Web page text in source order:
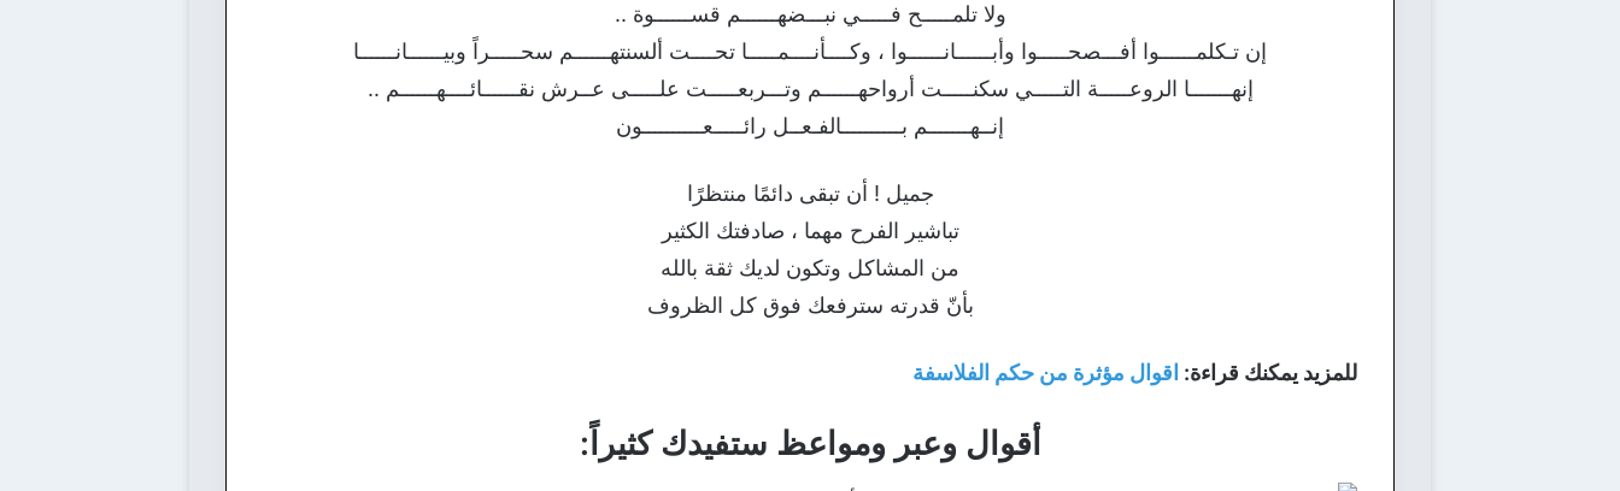
ولا تلمـــــح فـــــي نبـــضهــــــم قســــــوة ..
إن تـكلمــــــوا أفـــصحـــــوا وأبــــــانــــــوا ، وكــــأنــــمـــــا تحــــت ألسنتهــــــم سحـــــراً وبيــــــانــــــا
إنهـــــــا الروعـــــة التـــــي سكنـــــت أرواحهــــــم وتـــربعـــــت علـــــى عــرش نقــــــائــــهــــــم ..
إنــهـــــــم بــــــــــالفـعــل رائـــــعــــــــــون
ﺟﻤﻴﻞ ! ﺃﻥ ﺗﺒﻘﻰ ﺩﺍﺋﻤًﺎ ﻣﻨﺘﻈﺮًﺍ
ﺗﺒﺎﺷﻴﺮ ﺍﻟﻔﺮﺡ ﻣﻬﻤﺎ ، ﺻﺎﺩﻓﺘﻚ ﺍﻟﻜﺜﻴﺮ
ﻣﻦ ﺍﻟﻤﺸﺎﻛﻞ ﻭﺗﻜﻮﻥ ﻟﺪﻳﻚ ﺛﻘﺔ ﺑﺎﻟﻠﻪ
ﺑﺄﻥّ ﻗﺪﺭﺗﻪ ﺳﺘﺮﻓﻌﻚ ﻓﻮﻕ ﻛﻞ ﺍﻟﻈﺮﻭﻑ
للمزيد يمكنك قراءة: اقوال مؤثرة من حكم الفلاسفة
أقوال وعبر ومواعظ ستفيدك كثيراً: